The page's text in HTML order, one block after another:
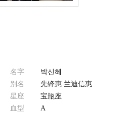
名字
박신혜
别名
先锋惠 兰迪信惠
星座
宝瓶座
血型
A